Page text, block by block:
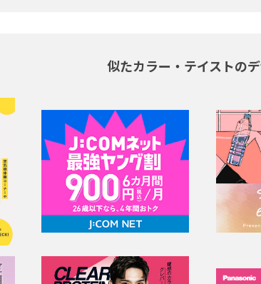
似たカラー・テイストの